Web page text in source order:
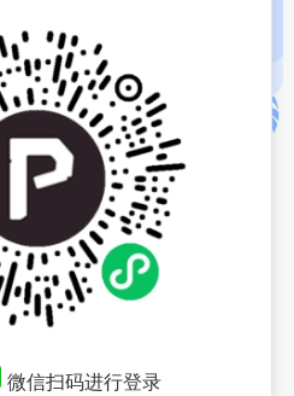
微信扫码进行登录